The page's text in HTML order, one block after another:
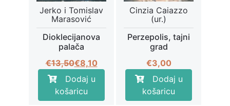
Jerko i Tomislav
Marasović
Dioklecijanova
palača
€13,50Izvorna
cijena
bila
je:
€8,10
Trenutna
cijena
je:
€8,10.
Dodaj u
košaricu
Cinzia Caiazzo
(ur.)
Perzepolis, tajni
grad
€3,00
Dodaj u
košaricu